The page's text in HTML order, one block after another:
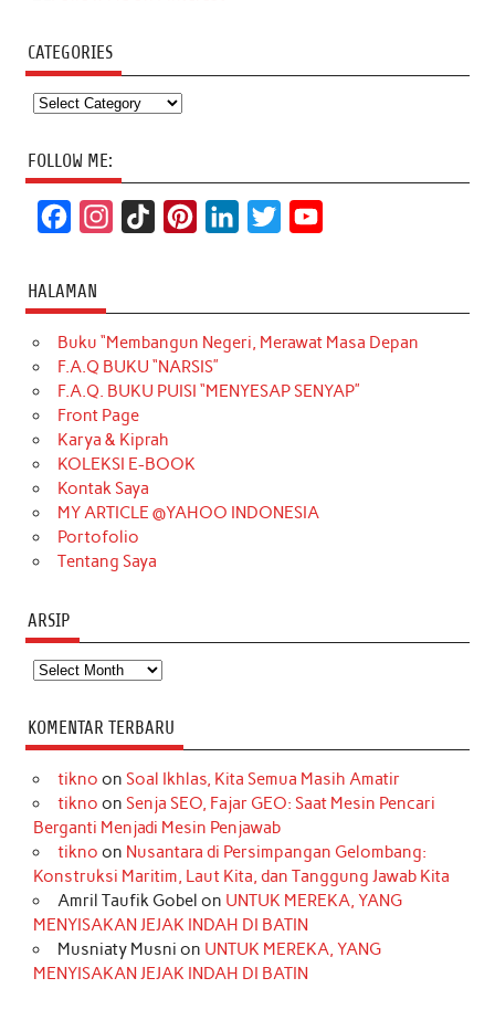
CATEGORIES
Categories
FOLLOW ME:
c
e
b
o
o
k
t
a
g
r
a
m
T
o
k
t
e
r
k
e
d
t
t
e
T
u
b
HALAMAN
Buku “Membangun Negeri, Merawat Masa Depan
F.A.Q BUKU “NARSIS”
F.A.Q. BUKU PUISI “MENYESAP SENYAP”
Front Page
Karya & Kiprah
KOLEKSI E-BOOK
Kontak Saya
MY ARTICLE @YAHOO INDONESIA
Portofolio
Tentang Saya
ARSIP
Arsip
KOMENTAR TERBARU
tikno on Soal Ikhlas, Kita Semua Masih Amatir
tikno on Senja SEO, Fajar GEO: Saat Mesin Pencari
Berganti Menjadi Mesin Penjawab
tikno on Nusantara di Persimpangan Gelombang:
Konstruksi Maritim, Laut Kita, dan Tanggung Jawab Kita
Amril Taufik Gobel on UNTUK MEREKA, YANG
MENYISAKAN JEJAK INDAH DI BATIN
Musniaty Musni on UNTUK MEREKA, YANG
MENYISAKAN JEJAK INDAH DI BATIN